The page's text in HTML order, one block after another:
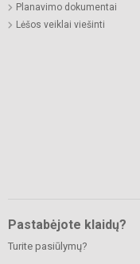
Planavimo dokumentai
Lėšos veiklai viešinti
Pastabėjote klaidų?
Turite pasiūlymų?